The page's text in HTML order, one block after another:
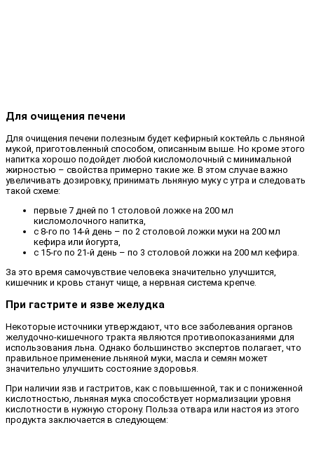
Для очищения печени
Для очищения печени полезным будет кефирный коктейль с льняной
мукой, приготовленный способом, описанным выше. Но кроме этого
напитка хорошо подойдет любой кисломолочный с минимальной
жирностью – свойства примерно такие же. В этом случае важно
увеличивать дозировку, принимать льняную муку с утра и следовать
такой схеме:
первые 7 дней по 1 столовой ложке на 200 мл
кисломолочного напитка,
с 8-го по 14-й день – по 2 столовой ложки муки на 200 мл
кефира или йогурта,
с 15-го по 21-й день – по 3 столовой ложки на 200 мл кефира.
За это время самочувствие человека значительно улучшится,
кишечник и кровь станут чище, а нервная система крепче.
При гастрите и язве желудка
Некоторые источники утверждают, что все заболевания органов
желудочно-кишечного тракта являются противопоказаниями для
использования льна. Однако большинство экспертов полагает, что
правильное применение льняной муки, масла и семян может
значительно улучшить состояние здоровья.
При наличии язв и гастритов, как с повышенной, так и с пониженной
кислотностью, льняная мука способствует нормализации уровня
кислотности в нужную сторону. Польза отвара или настоя из этого
продукта заключается в следующем: